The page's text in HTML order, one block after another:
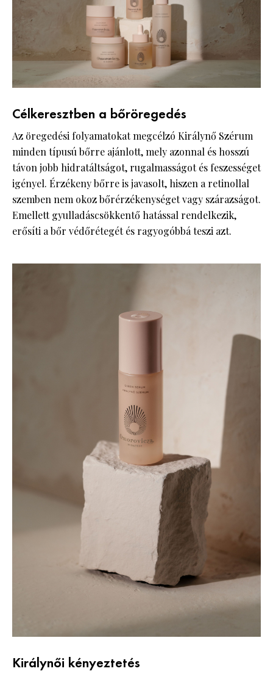
Célkeresztben a bőröregedés
Az öregedési folyamatokat megcélzó Királynő Szérum
minden típusú bőrre ajánlott, mely azonnal és hosszú
távon jobb hidratáltságot, rugalmasságot és feszességet
igényel. Érzékeny bőrre is javasolt, hiszen a retinollal
szemben nem okoz bőrérzékenységet vagy szárazságot.
Emellett gyulladáscsökkentő hatással rendelkezik,
erősíti a bőr védőrétegét és ragyogóbbá teszi azt.
Királynői kényeztetés